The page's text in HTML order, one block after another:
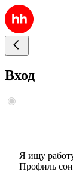
Вход
Я ищу
Профиль